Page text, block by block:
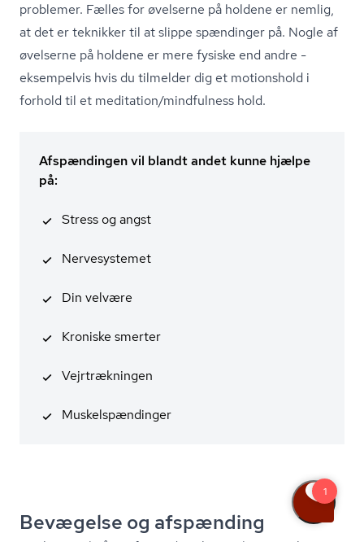
problemer. Fælles for øvelserne på holdene er nemlig,
at det er teknikker til at slippe spændinger på. Nogle af
øvelserne på holdene er mere fysiske end andre -
eksempelvis hvis du tilmelder dig et motionshold i
forhold til et meditation/mindfulness hold.
Afspændingen vil blandt andet kunne hjælpe
på:
Stress og angst
Nervesystemet
Din velvære
Kroniske smerter
Vejrtrækningen
Mu­skel­spæn­din­ger
Bevægelse og afspænding